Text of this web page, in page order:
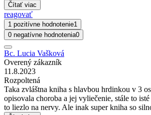
Čítať viac
reagovať
1 pozitívne hodnotenie1
0 negatívne hodnotenia0
Bc. Lucia Vašková
Overený zákazník
11.8.2023
Rozpoltená
Taka zvláštna kniha s hlavbou hrdinkou v 3
opisovala choroba a jej vyliečenie, stále to
to liezlo na nervy. Ale inak super kniha so